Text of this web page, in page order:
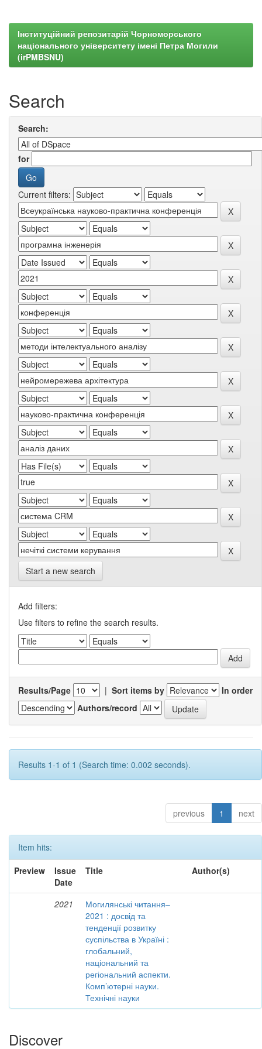
Інституційний репозитарій Чорноморського
національного університету імені Петра Могили
(irPMBSNU)
Search
Search:
for
Current filters:
Start a new search
Add filters:
Use filters to refine the search results.
Results/Page | Sort items by
In order
Authors/record
Results 1-1 of 1 (Search time: 0.002 seconds).
previous 1 next
Item hits:
Preview
Issue
Date
Title Author(s)
2021
Могилянські читання–
2021 : досвід та
тенденції розвитку
суспільства в Україні :
глобальний,
національний та
регіональний аспекти.
Комп’ютерні науки.
Технічні науки
Discover